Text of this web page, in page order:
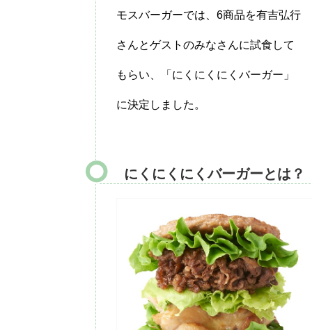
モスバーガーでは、6商品を有吉弘行
さんとゲストのみなさんに試食して
もらい、「にくにくにくバーガー」
に決定しました。
にくにくにくバーガーとは？